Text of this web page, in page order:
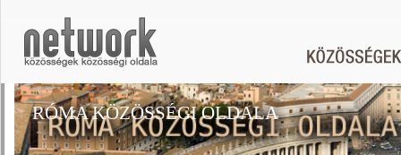
RÓMA KÖZÖSSÉGI OLDALA